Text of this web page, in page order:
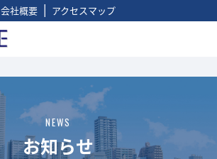
会社概要 | アクセスマップ
NEWS
お知らせ